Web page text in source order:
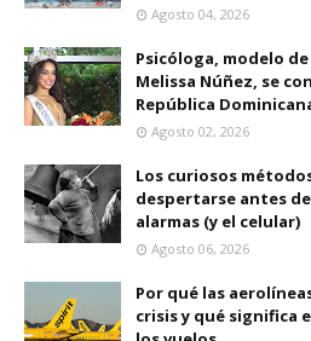
Agosto 04, 2026
Psicóloga, modelo
Melissa Núñez, se
República
Agosto 02, 2026
Los curiosos
despertarse antes
alarmas (y el celular)
Agosto 06, 2026
Por qué las
crisis y qué significa